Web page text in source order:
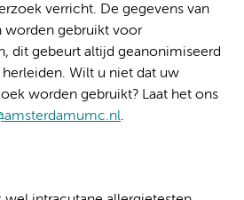
verricht. De gegevens van
worden gebruikt voor
dit gebeurt altijd geanonimiseerd
herleiden. Wilt u niet dat uw
worden gebruikt? Laat het ons
.